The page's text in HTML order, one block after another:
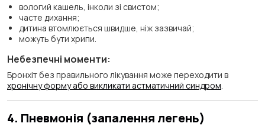
вологий кашель, інколи зі свистом;
часте дихання;
дитина втомлюється швидше, ніж зазвичай;
можуть бути хрипи.
Небезпечні моменти:
Бронхіт без правильного лікування може переходити в
хронічну форму або викликати астматичний синдром
4. Пневмонія (запалення легень)